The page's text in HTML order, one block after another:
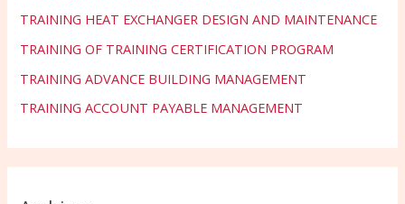
TRAINING HEAT EXCHANGER DESIGN AND MAINTENANCE
TRAINING OF TRAINING CERTIFICATION PROGRAM
TRAINING ADVANCE BUILDING MANAGEMENT
TRAINING ACCOUNT PAYABLE MANAGEMENT